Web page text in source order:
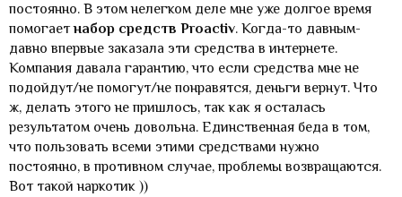
постоянно. В этом нелегком деле мне уже долгое время
помогаетнабор средств Proactiv. Когда-то давным-
давно впервые заказала эти средства в интернете.
Компания давала гарантию, что если средства мне не
подойдут/не помогут/не понравятся, деньги вернут. Что
ж, делать этого не пришлось, так как я осталась
результатом очень довольна. Единственная беда в том,
что пользовать всеми этими средствами нужно
постоянно, в противном случае, проблемы возвращаются.
Вот такой наркотик ))